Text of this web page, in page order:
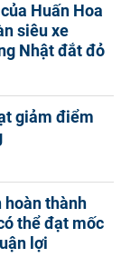
Huấn Hoa
siêu xe
Nhật đắt đỏ
giảm điểm
hoàn thành
thể đạt mốc
lợi